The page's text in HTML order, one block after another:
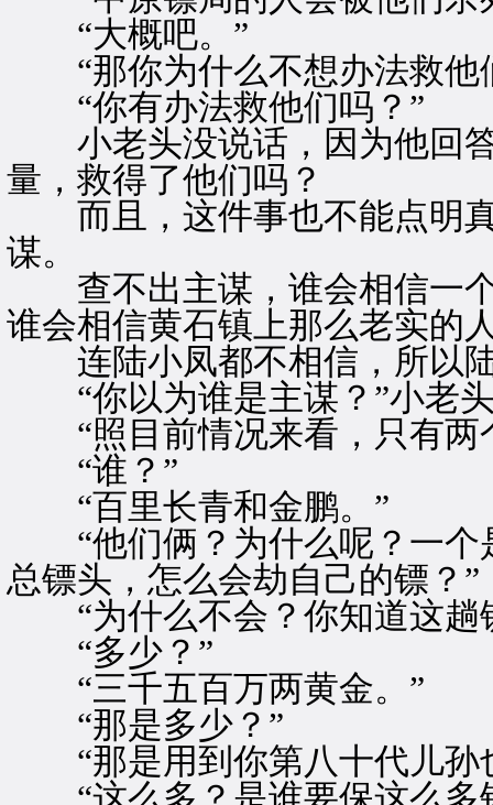
“大概吧。”
“那你为什么不想办法救他
“你有办法救他们吗？”
小老头没说话，因为他回答
量，救得了他们吗？
而且，这件事也不能点明真
谋。
查不出主谋，谁会相信一个
谁会相信黄石镇上那么老实的
连陆小凤都不相信，所以
“你以为谁是主谋？”小老
“照目前情况来看，只有两
“谁？”
“百里长青和金鹏。”
“他们俩？为什么呢？一个
总镖头，怎么会劫自己的镖？”
“为什么不会？你知道这趟
“多少？”
“三千五百万两黄金。”
“那是多少？”
“那是用到你第八十代儿孙